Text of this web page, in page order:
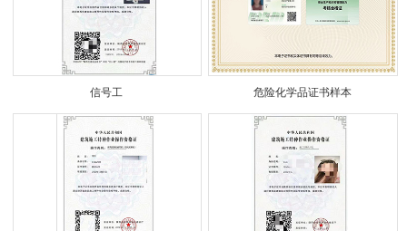
信号工 危险化学品证书样本